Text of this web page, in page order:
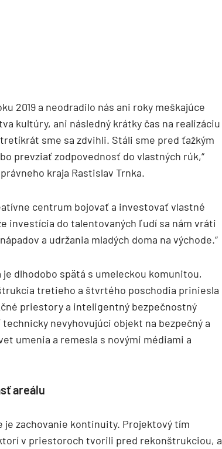
2019 a neodradilo nás ani roky meškajúce
kultúry, ani následný krátky čas na realizáciu
sme sa zdvihli. Stáli sme pred ťažkým
prevziať zodpovednosť do vlastných rúk,“
kraja Rastislav Trnka.
centrum bojovať a investovať vlastné
investícia do talentovaných ľudí sa nám vráti
a udržania mladých doma na východe.“
dlhodobo spätá s umeleckou komunitou,
tretieho a štvrtého poschodia priniesla
priestory a inteligentný bezpečnostný
nevyhovujúci objekt na bezpečný a
umenia a remesla s novými médiami a
areálu
je zachovanie kontinuity. Projektový tím
v priestoroch tvorili pred rekonštrukciou, a